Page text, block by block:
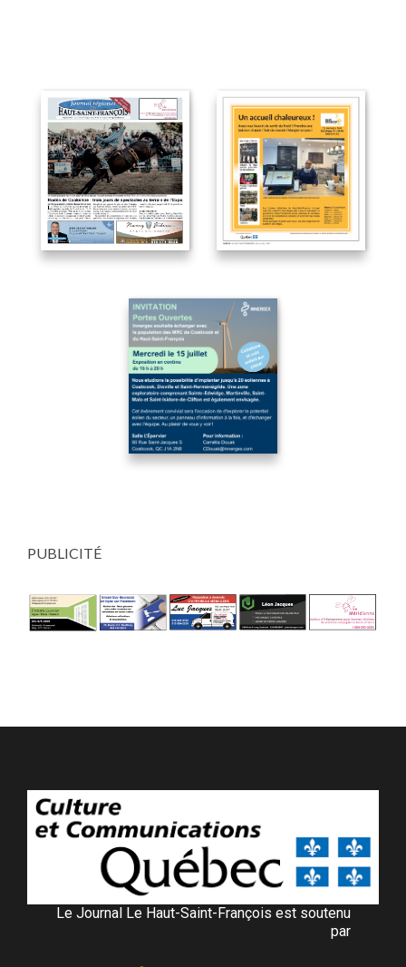
PUBLICITÉ
Le Journal Le Haut-Saint-François est soutenu
par